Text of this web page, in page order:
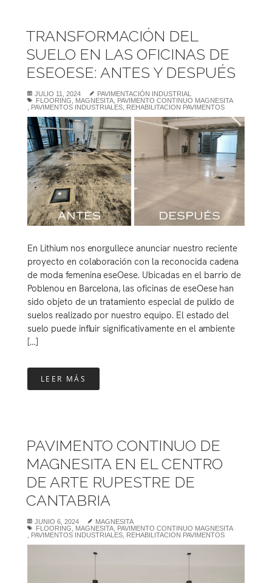
TRANSFORMACIÓN DEL
SUELO EN LAS OFICINAS DE
ESEOESE: ANTES Y DESPUÉS
JULIO 11, 2024
PAVIMENTACIÓN INDUSTRIAL
FLOORING
MAGNESITA PAVIMENTO CONTINUO MAGNESITA
PAVIMENTOS INDUSTRIALES REHABILITACION PAVIMENTOS
En Lithium nos enorgullece anunciar nuestro reciente
proyecto en colaboración con la reconocida cadena
de moda femenina eseOese. Ubicadas en el barrio de
Poblenou en Barcelona, las oficinas de eseOese han
sido objeto de un tratamiento especial de pulido de
suelos realizado por nuestro equipo. El estado del
suelo puede influir significativamente en el ambiente
[…]
LEER MÁS
PAVIMENTO CONTINUO DE
MAGNESITA EN EL CENTRO
DE ARTE RUPESTRE DE
CANTABRIA
JUNIO 6, 2024
MAGNESITA
FLOORING
MAGNESITA PAVIMENTO CONTINUO MAGNESITA
PAVIMENTOS INDUSTRIALES REHABILITACION PAVIMENTOS